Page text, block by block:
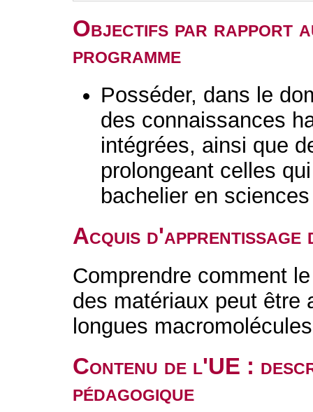
Objectifs par rapport
programme
Posséder, dans le
des connaissances
intégrées, ainsi que
prolongeant celles
bachelier en
Acquis d'apprentissage
Comprendre comment
des matériaux peut être
longues
Contenu de l'UE :
pédagogique